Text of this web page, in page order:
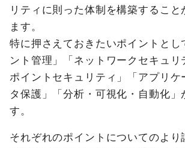
リティに則った体制を構築すること
ます。
特に押さえておきたいポイントとし
ント管理」「ネットワークセキュリ
ポイントセキュリティ」「アプリケ
タ保護」「分析・可視化・自動化」
す。
それぞれのポイントについてのより